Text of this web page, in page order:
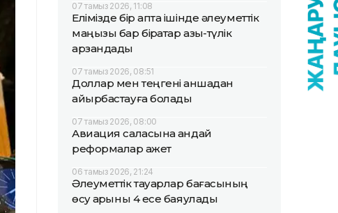
07 тамыз 2026, 11:08
Елімізде бір апта ішінде әлеуметтік
маңызы бар бірқатар азық-түлік
арзандады
07 тамыз 2026, 08:51
Доллар мен теңгені қаншадан
айырбастауға болады
07 тамыз 2026, 08:00
Авиация саласына қандай
реформалар қажет
06 тамыз 2026, 21:24
Әлеуметтік тауарлар бағасының
өсу қарқыны 4 есе баяулады